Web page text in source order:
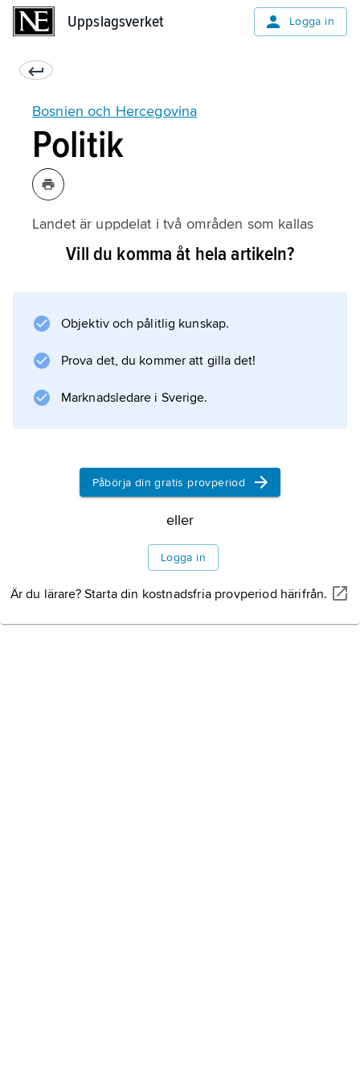
Uppslagsverket Logga in
Bosnien och Hercegovina
Politik
Landet är uppdelat i två områden som kallas
entiteter –
Republika Srpska
(RS), som ligger i den nordliga delen av landet
det ett särskilt distrikt som heter
Information om artikeln
Vill du komma åt hela artikeln?
Objektiv och pålitlig kunskap.
Prova det, du kommer att gilla det!
Marknadsledare i Sverige.
Påbörja din gratis provperiod
eller
Logga in
Är du lärare? Starta din kostnadsfria provperiod härifrån.